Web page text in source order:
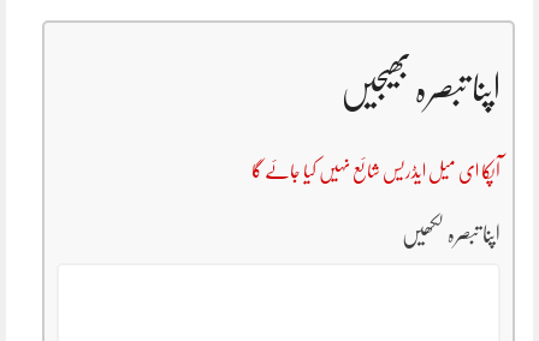
اپنا تبصرہ بھیجیں
آپکا ای میل ایڈریس شائع نہیں کیا جائے گا
اپنا تبصرہ لکھیں